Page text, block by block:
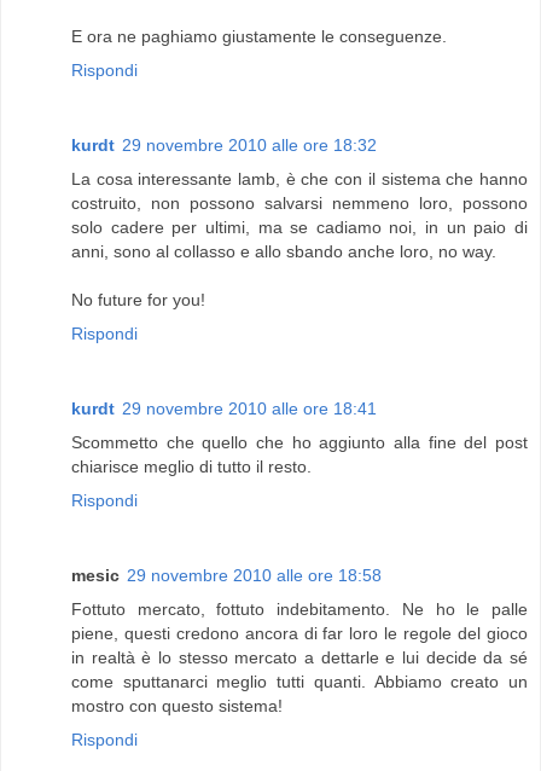
E ora ne paghiamo giustamente le conseguenze.
Rispondi
kurdt 29 novembre 2010 alle ore 18:32
La cosa interessante lamb, è che con il sistema che hanno
costruito, non possono salvarsi nemmeno loro, possono
solo cadere per ultimi, ma se cadiamo noi, in un paio di
anni, sono al collasso e allo sbando anche loro, no way.
No future for you!
Rispondi
kurdt 29 novembre 2010 alle ore 18:41
Scommetto che quello che ho aggiunto alla fine del post
chiarisce meglio di tutto il resto.
Rispondi
mesic 29 novembre 2010 alle ore 18:58
Fottuto mercato, fottuto indebitamento. Ne ho le palle
piene, questi credono ancora di far loro le regole del gioco
in realtà è lo stesso mercato a dettarle e lui decide da sé
come sputtanarci meglio tutti quanti. Abbiamo creato un
mostro con questo sistema!
Rispondi